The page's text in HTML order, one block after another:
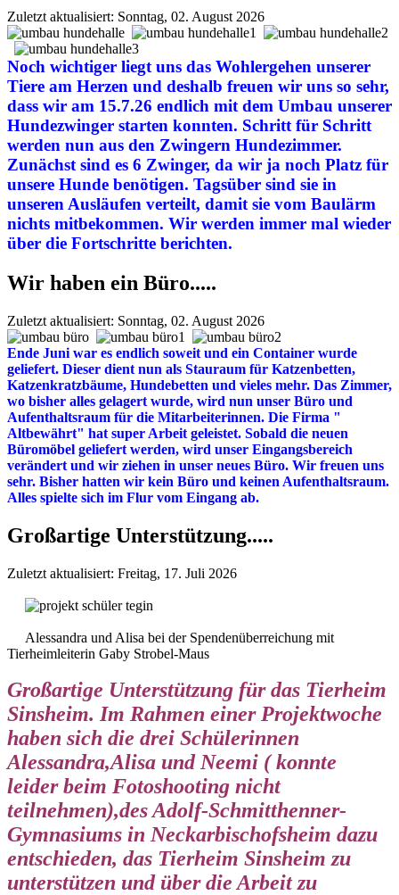
Zuletzt aktualisiert: Sonntag, 02. August 2026
Noch wichtiger liegt uns das Wohlergehen unserer
Tiere am Herzen und deshalb freuen wir uns so sehr,
dass wir am 15.7.26 endlich mit dem Umbau unserer
Hundezwinger starten konnten. Schritt für Schritt
werden nun aus den Zwingern Hundezimmer.
Zunächst sind es 6 Zwinger, da wir ja noch Platz für
unsere Hunde benötigen. Tagsüber sind sie in
unseren Ausläufen verteilt, damit sie vom Baulärm
nichts mitbekommen. Wir werden immer mal wieder
über die Fortschritte berichten.
Wir haben ein Büro.....
Zuletzt aktualisiert: Sonntag, 02. August 2026
Ende Juni war es endlich soweit und ein Container wurde
geliefert. Dieser dient nun als Stauraum für Katzenbetten,
Katzenkratzbäume, Hundebetten und vieles mehr. Das Zimmer,
wo bisher alles gelagert wurde, wird nun unser Büro und
Aufenthaltsraum für die Mitarbeiterinnen. Die Firma "
Altbewährt" hat super Arbeit geleistet. Sobald die neuen
Büromöbel geliefert werden, wird unser Eingangsbereich
verändert und wir ziehen in unser neues Büro. Wir freuen uns
sehr. Bisher hatten wir kein Büro und keinen Aufenthaltsraum.
Alles spielte sich im Flur vom Eingang ab.
Großartige Unterstützung.....
Zuletzt aktualisiert: Freitag, 17. Juli 2026
Alessandra und Alisa bei der Spendenüberreichung mit
Tierheimleiterin Gaby Strobel-Maus
Großartige Unterstützung für das Tierheim
Sinsheim. Im Rahmen einer Projektwoche
haben sich die drei Schülerinnen
Alessandra,Alisa und Neemi ( konnte
leider beim Fotoshooting nicht
teilnehmen),des Adolf-Schmitthenner-
Gymnasiums in Neckarbischofsheim dazu
entschieden, das Tierheim Sinsheim zu
unterstützen und über die Arbeit zu